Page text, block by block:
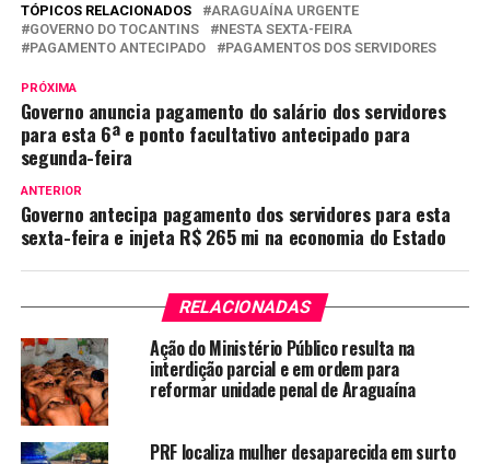
TÓPICOS RELACIONADOS
ARAGUAÍNA URGENTE
GOVERNO DO TOCANTINS
NESTA SEXTA-FEIRA
PAGAMENTO ANTECIPADO
PAGAMENTOS DOS SERVIDORES
PRÓXIMA
Governo anuncia pagamento do salário dos servidores
para esta 6ª e ponto facultativo antecipado para
segunda-feira
ANTERIOR
Governo antecipa pagamento dos servidores para esta
sexta-feira e injeta R$ 265 mi na economia do Estado
RELACIONADAS
Ação do Ministério Público resulta na
interdição parcial e em ordem para
reformar unidade penal de Araguaína
PRF localiza mulher desaparecida em surto